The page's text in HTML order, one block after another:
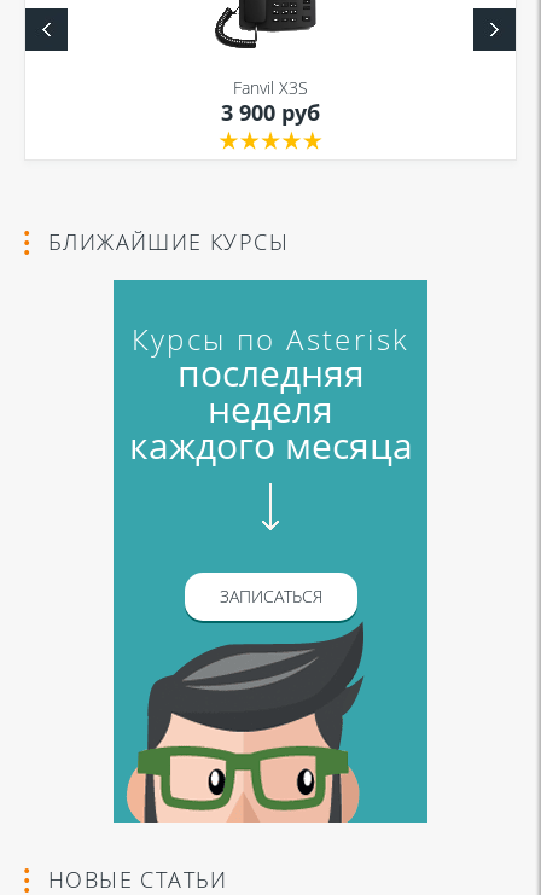
Fanvil X3S
3 900 руб
БЛИЖАЙШИЕ КУРСЫ
Курсы по Asterisk
последняя
неделя
каждого месяца
ЗАПИСАТЬСЯ
НОВЫЕ СТАТЬИ